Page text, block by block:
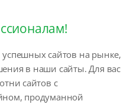
сайтов на рынке,
в наши сайты. Для вас
сайтов с
продуманной